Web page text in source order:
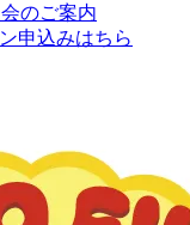
のご案内
申込みはちら